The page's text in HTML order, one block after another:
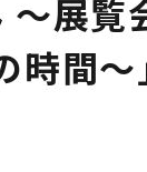
展覧
間〜